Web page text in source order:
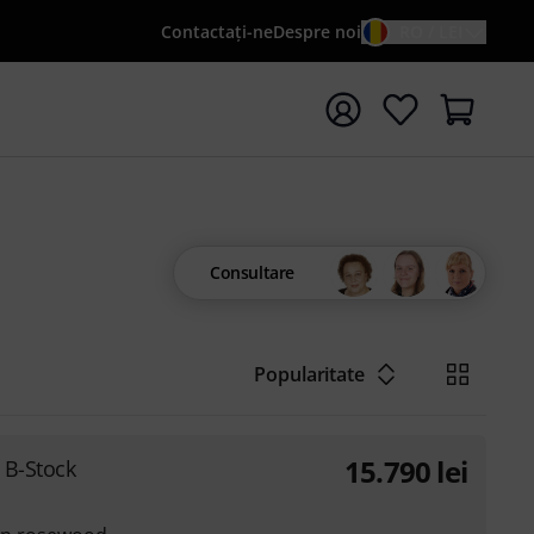
Contactaţi-neDespre noi
căutarea cu termenul de căutare {searchTerm}
Consultare
Popularitate
Stock 15.790 lei